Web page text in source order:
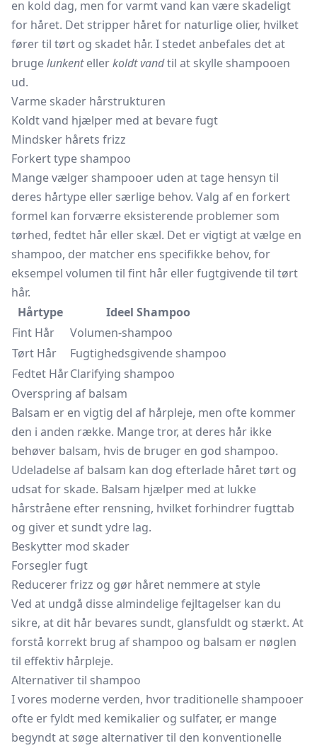
en kold dag, men for varmt vand kan være skadeligt
for håret. Det stripper håret for naturlige olier, hvilket
fører til tørt og skadet hår. I stedet anbefales det at
brugelunkentellerkoldt vandtil at skylle shampooen
ud.
Varme skader hårstrukturen
Koldt vand hjælper med at bevare fugt
Mindsker hårets frizz
Forkert type shampoo
Mange vælger shampooer uden at tage hensyn til
deres hårtype eller særlige behov. Valg af en forkert
formel kan forværre eksisterende problemer som
tørhed, fedtet hår eller skæl. Det er vigtigt at vælge en
shampoo, der matcher ens specifikke behov, for
eksempel volumen til fint hår eller fugtgivende til tørt
hår.
Hårtype
Ideel Shampoo
Fint Hår
Volumen-shampoo
Tørt Hår
Fugtighedsgivende shampoo
Fedtet HårClarifying shampoo
Overspring af balsam
Balsam er en vigtig del af hårpleje, men ofte kommer
den i anden række. Mange tror, at deres hår ikke
behøver balsam, hvis de bruger en god shampoo.
Udeladelse af balsam kan dog efterlade håret tørt og
udsat for skade. Balsam hjælper med at lukke
hårstråene efter rensning, hvilket forhindrer fugttab
og giver et sundt ydre lag.
Beskytter mod skader
Forsegler fugt
Reducerer frizz og gør håret nemmere at style
Ved at undgå disse almindelige fejltagelser kan du
sikre, at dit hår bevares sundt, glansfuldt og stærkt. At
forstå korrekt brug af shampoo og balsam er nøglen
til effektiv hårpleje.
Alternativer til shampoo
I vores moderne verden, hvor traditionelle shampooer
ofte er fyldt med kemikalier og sulfater, er mange
begyndt at søge alternativer til den konventionelle